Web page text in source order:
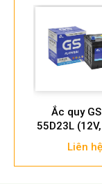
Ắc quy
55D23L
Liên hệ